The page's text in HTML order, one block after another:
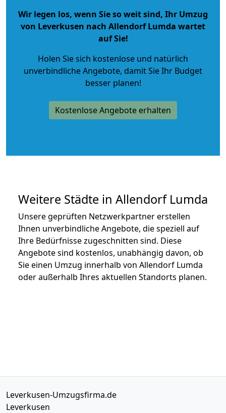
Wir legen los, wenn Sie so weit sind, Ihr Umzug
von Leverkusen nach Allendorf Lumda wartet
auf Sie!
Holen Sie sich kostenlose und natürlich
unverbindliche Angebote, damit Sie Ihr Budget
besser planen!
Kostenlose Angebote erhalten
Weitere Städte in Allendorf Lumda
Unsere geprüften Netzwerkpartner erstellen
Ihnen unverbindliche Angebote, die speziell auf
Ihre Bedürfnisse zugeschnitten sind. Diese
Angebote sind kostenlos, unabhängig davon, ob
Sie einen Umzug innerhalb von Allendorf Lumda
oder außerhalb Ihres aktuellen Standorts planen.
Leverkusen-Umzugsfirma.de
Leverkusen